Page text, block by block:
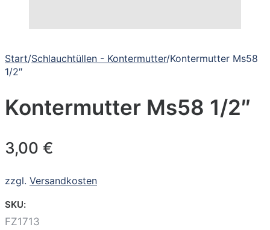
Start/Schlauchtüllen - Kontermutter/Kontermutter Ms58
1/2″
Kontermutter Ms58 1/2″
3,00 €
zzgl. Versandkosten
SKU:
FZ1713